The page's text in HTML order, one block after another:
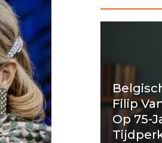
Filip
Op 75-